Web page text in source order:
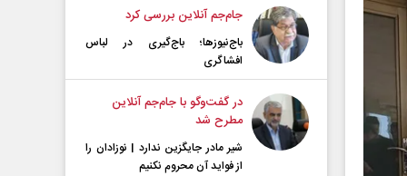
جام‌جم آنلاین بررسی کرد
باج‌نیوزها؛ باج‌گیری در لباس
افشاگری
در گفت‌و‌گو با جام‌جم آنلاین
مطرح شد
شیر مادر جایگزین ندارد | نوزادان را
از فواید آن محروم نکنیم